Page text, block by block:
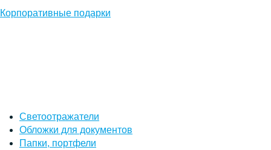
Корпоративные подарки
Светоотражатели
Обложки для документов
Папки, портфели